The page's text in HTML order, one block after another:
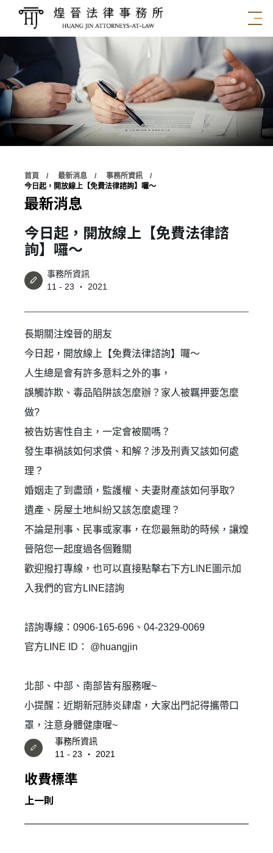
會員登入
登 入
首頁 最新消息
事務所資訊
今日起，開放線上【免費法律諮詢】囉～
最新消息
事務所資訊
11 - 23 ‧ 2021
收費標準
上一則
今日起，開放線上【免費法律諮
詢】囉～
事務所資訊
11 - 23 ‧ 2021
長期關注煌晉的朋友
今日起，開放線上【免費法律諮詢】囉～
人生總是會有許多意料之外的事，
誤觸詐欺、毒品陷阱該怎麼辦？家人被羈押要怎麼
做?
被告妨害性自主，一定會被關嗎？
發生車禍該如何求償、和解？涉及刑責又該如何處
理？
婚姻走了到盡頭，監護權、夫妻財產該如何爭取?
遺產、房屋土地糾紛又該怎麼處理？
不論是刑事、民事或家事，在您最無助的時候，讓煌
晉陪您一起度過各個難關
歡迎撥打專線，也可以直接點擊右下方LINE圖示加
入我們的官方LINE諮詢
諮詢專線：0906-165-696、04-2329-0069
官方LINE ID： @huangjin
北部、中部、南部皆有服務喔~
小提醒：近期新冠肺炎肆虐，大家出門記得攜帶口
罩，注意身體健康喔~